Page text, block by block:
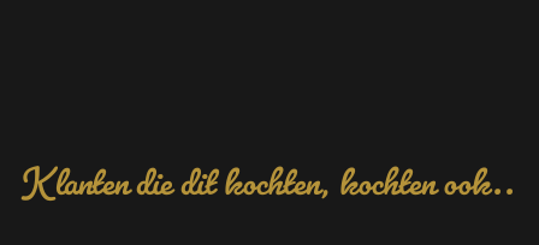
Klanten die dit kochten, kochten ook..